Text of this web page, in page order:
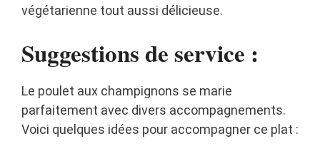
végétarienne tout aussi délicieuse.
Suggestions de service :
Le poulet aux champignons se marie
parfaitement avec divers accompagnements.
Voici quelques idées pour accompagner ce plat :